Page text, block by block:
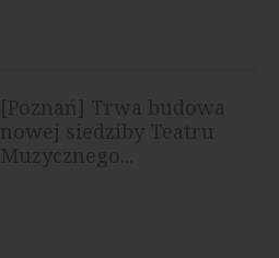
[Poznań] Trwa budowa
nowej siedziby Teatru
Muzycznego...